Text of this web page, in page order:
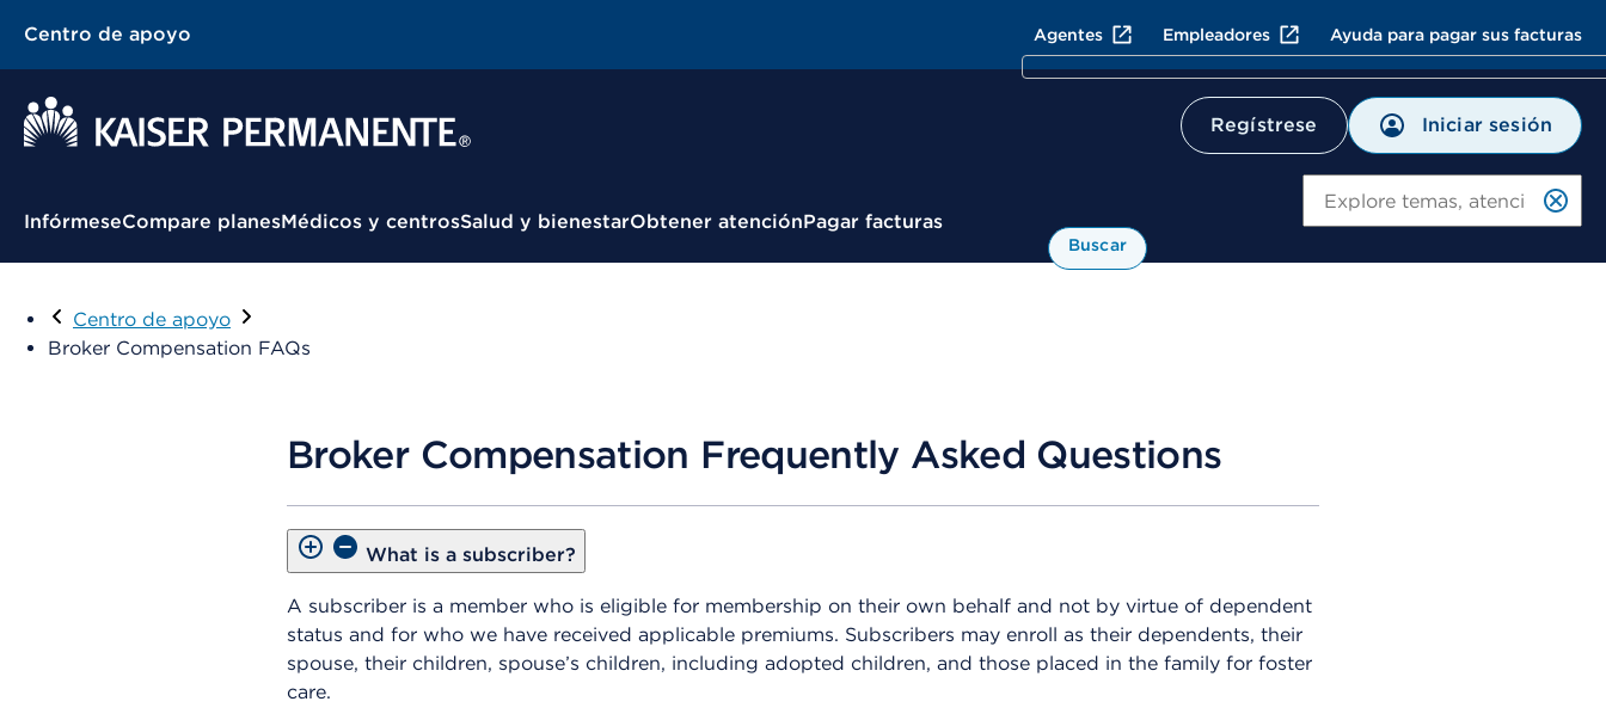
Centro de apoyo Agentes Empleadores Ayuda para pagar sus facturas
Regístrese Iniciar sesión
Menú contextual
InfórmeseCompare planesMédicos y centrosSalud y bienestarObtener atenciónPagar facturas
Buscar
Centro de apoyo
Broker Compensation FAQs
Broker Compensation Frequently Asked Questions
What is a subscriber?
A subscriber is a member who is eligible for membership on their own behalf and not by virtue of dependent
status and for who we have received applicable premiums. Subscribers may enroll as their dependents, their
spouse, their children, spouse’s children, including adopted children, and those placed in the family for foster
care.